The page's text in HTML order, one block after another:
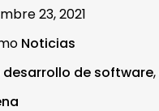
23, 2021
Noticias
desarrollo de software,